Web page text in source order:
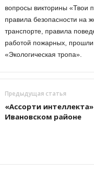
вопросы викторины «Твои
правила безопасности на
транспорте, правила
работой пожарных,
«Экологическая тропа».
Предыдущая статья
«Ассорти
Ивановском районе